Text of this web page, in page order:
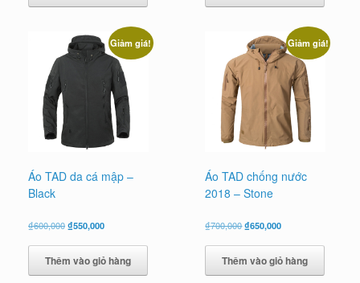
₫550,000.
₫550,000.
Giảm giá!
Áo TAD da cá mập –
Black
₫600,000Giá
là:
₫600,000.
₫550,000Giá
tại
là:
₫550,000.
Thêm vào giỏ hàng
Giảm giá!
Áo TAD chống nước
2018 – Stone
₫700,000Giá
là:
₫700,000.
₫650,000Giá
tại
là:
₫650,000.
Thêm vào giỏ hàng